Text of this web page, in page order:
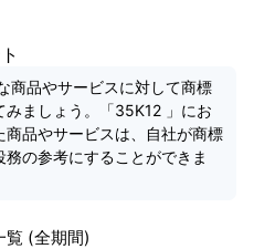
商品やサービスに対して商標
ましょう。「35K12 」にお
品やサービスは、自社が商標
の参考にすることができま
覧 (全期間)